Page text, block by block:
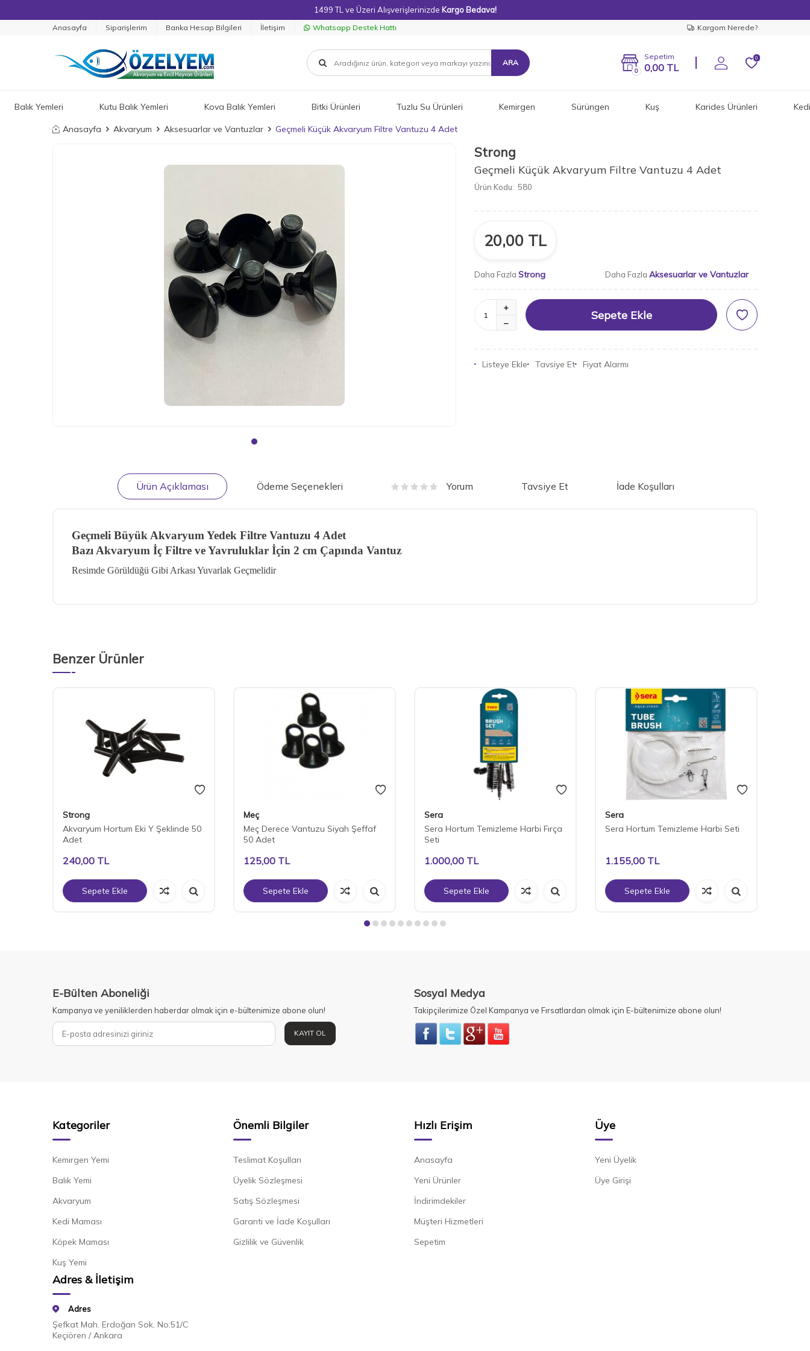
1499 TL ve Üzeri Alışverişlerinizde Kargo Bedava!
Anasayfa Siparişlerim Banka Hesap Bilgileri İletişim Whatsapp Destek Hattı Kargom Nerede?
ARA
0
Sepetim
0,00 TL
0
Balık Yemleri Kutu Balık Yemleri Kova Balık Yemleri Bitki Ürünleri Tuzlu Su Ürünleri Kemirgen Sürüngen Kuş Karides Ürünleri Kedi
Anasayfa Akvaryum Aksesuarlar ve Vantuzlar Geçmeli Küçük Akvaryum Filtre Vantuzu 4 Adet
Strong
Geçmeli Küçük Akvaryum Filtre Vantuzu 4 Adet
Ürün Kodu: 580
20,00 TL
Daha Fazla Strong Daha Fazla Aksesuarlar ve Vantuzlar
Sepete Ekle
Listeye Ekle Tavsiye Et Fiyat Alarmı
Ürün Açıklaması Ödeme Seçenekleri Yorum Tavsiye Et İade Koşulları
Geçmeli Büyük Akvaryum Yedek Filtre Vantuzu 4 Adet
Bazı Akvaryum İç Filtre ve Yavruluklar İçin 2 cm Çapında Vantuz
Resimde Görüldüğü Gibi Arkası Yuvarlak Geçmelidir
Benzer Ürünler
Strong
Akvaryum Hortum Eki Y Şeklinde 50
Adet
240,00 TL
Sepete Ekle
Meç
Meç Derece Vantuzu Siyah Şeffaf
50 Adet
125,00 TL
Sepete Ekle
Sera
Sera Hortum Temizleme Harbi Fırça
Seti
1.000,00 TL
Sepete Ekle
Sera
Sera Hortum Temizleme Harbi Seti
1.155,00 TL
Sepete Ekle
E-Bülten Aboneliği
Kampanya ve yeniliklerden haberdar olmak için e-bültenimize abone olun!
KAYIT OL
Sosyal Medya
Takipçilerimize Özel Kampanya ve Fırsatlardan olmak için E-bültenimize abone olun!
Kategoriler
Kemirgen Yemi
Balık Yemi
Akvaryum
Kedi Maması
Köpek Maması
Kuş Yemi
Önemli Bilgiler
Teslimat Koşulları
Üyelik Sözleşmesi
Satış Sözleşmesi
Garanti ve İade Koşulları
Gizlilik ve Güvenlik
Hızlı Erişim
Anasayfa
Yeni Ürünler
İndirimdekiler
Müşteri Hizmetleri
Sepetim
Üye
Yeni Üyelik
Üye Girişi
Adres & İletişim
Adres
Şefkat Mah. Erdoğan Sok. No:51/C
Keçiören / Ankara